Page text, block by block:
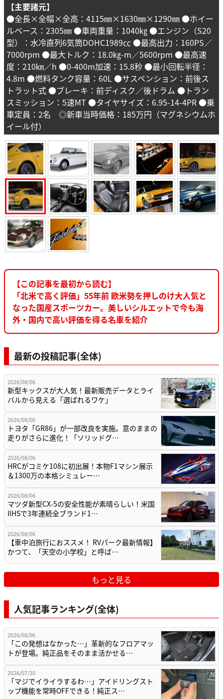
【主要諸元】
●全長×全幅×全高：4115㎜×1630㎜×1290㎜ ●ホイー
ルベース：2305㎜ ●車両重量：1040㎏ ●エンジン（S20
型）：水冷直列6気筒DOHC1989㏄ ●最高出力：160PS／
7000rpm ●最大トルク：18.0㎏-m／5600rpm ●最高速
度：210㎞／h ●0-400m加速：15.8秒 ●最小回転半径：
4.8m ●燃料タンク容量：60L ●サスペンション：前後ス
トラット式 ●ブレーキ：前ディスク／後ドラム ●トラン
スミッション：5速MT ●タイヤサイズ：6.95-14-4PR ●乗
車定員：2名 ◎新車当時価格：185万円（マグネシウムホ
イール付）
【この記事を最初から読む】
「北米で高く評価」55年前 欧米勢を押しのけ大人気と
なった国産スポーツカー。美しいシルエットで今も海
外・国内で高い評価を得る名車を紹介
最新の投稿記事(全体)
2026/08/06
新型キックスが大人気！最新販売データとライ
バルから見える「選ばれるワケ」
2026/08/06
トヨタ「GR86」が一部改良を実施。意のままの
走りがさらに進化！「ソリッドグ…
2026/08/06
HRCがコミケ108に初出展！本物F1マシン展示
＆1300万の本格シミュレー…
2026/08/06
マツダ新型CX-5の安全性能が素晴らしい！米国
IIHSで3年連続全ブランド1…
2026/08/06
【車中泊旅行におススメ！ RVパーク最新情報】
かつて、「天空の小学校」と呼ば…
もっと見る
人気記事ランキング(全体)
2026/08/06
「この発想はなかった…」革新的なフロアマッ
トが登場。純正品をそのまま活かせる…
2026/07/30
「マジでイライラするわ…」アイドリングスト
ップ機能を常時OFFできる！純正ス…